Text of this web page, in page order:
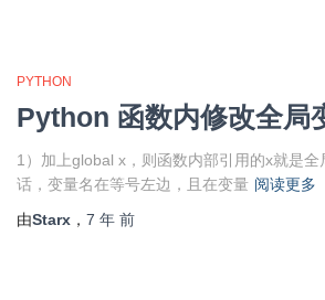
PYTHON
Python 函数内修改全局
1）加上global x，则函数内部引用的x就是全
话，变量名在等号左边，且在变量 阅读更多
由Starx ， 7 年 前